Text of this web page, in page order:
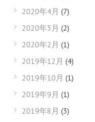
2020年4月 (7)
2020年3月 (2)
2020年2月 (1)
2019年12月 (4)
2019年10月 (1)
2019年9月 (1)
2019年8月 (3)